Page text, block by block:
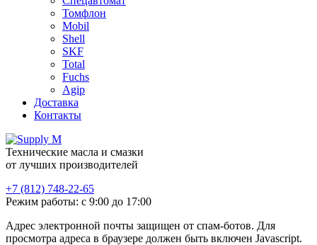
Томфлон
Mobil
Shell
SKF
Total
Fuchs
Agip
Доставка
Контакты
Технические масла и смазки
от лучших производителей
+7 (812) 748-22-65
Режим работы: с 9:00 до 17:00
Адрес электронной почты защищен от спам-ботов. Для
просмотра адреса в браузере должен быть включен Javascript.